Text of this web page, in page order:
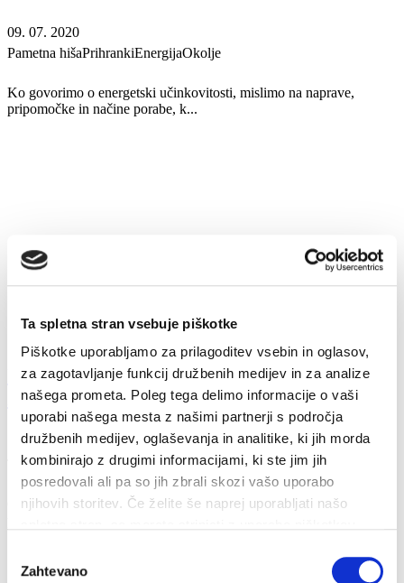
Ta spletna stran vsebuje piškotke
Piškotke uporabljamo za prilagoditev vsebin in oglasov,
za zagotavljanje funkcij družbenih medijev in za analize
našega prometa. Poleg tega delimo informacije o vaši
uporabi našega mesta z našimi partnerji s področja
družbenih medijev, oglaševanja in analitike, ki jih morda
kombinirajo z drugimi informacijami, ki ste jim jih
posredovali ali pa so jih zbrali skozi vašo uporabo
njihovih storitev. Če želite še naprej uporabljati našo
soglasja
Zahtevano
09. 07. 2020
Pametna hišaPrihrankiEnergijaOkolje
Ko govorimo o energetski učinkovitosti, mislimo na naprave,
pripomočke in načine porabe, k...
Priporočila za zmanjšanje onesnaževanja
zraka...
17. 10. 2019
TrendiOkoljeTehnologijaEnergijaPametna hiša
Omejevanje rabe lesne biomase kot energenta v gospodinjstvih,